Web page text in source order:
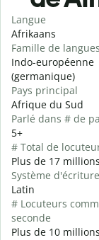
Langue
Afrikaans
Famille de langues
Indo-européenne
(germanique)
Pays principal
Afrique du Sud
Parlé dans # de
5+
# Total de
Plus de 17 millions
Système
Latin
# Locuteurs
seconde
Plus de 10 millions